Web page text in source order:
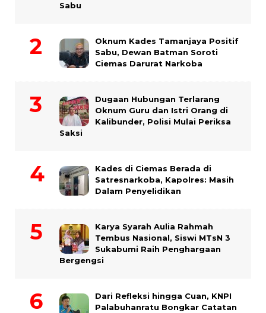
Sabu
Oknum Kades Tamanjaya Positif
Sabu, Dewan Batman Soroti
Ciemas Darurat Narkoba
Dugaan Hubungan Terlarang
Oknum Guru dan Istri Orang di
Kalibunder, Polisi Mulai Periksa
Saksi
Kades di Ciemas Berada di
Satresnarkoba, Kapolres: Masih
Dalam Penyelidikan
Karya Syarah Aulia Rahmah
Tembus Nasional, Siswi MTsN 3
Sukabumi Raih Penghargaan
Bergengsi
Dari Refleksi hingga Cuan, KNPI
Palabuhanratu Bongkar Catatan